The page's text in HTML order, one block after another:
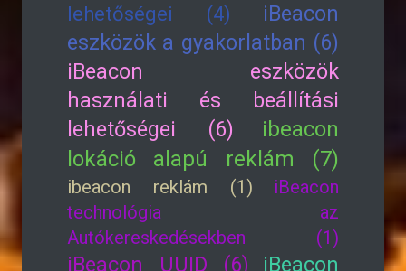
lehetőségei (4)
iBeacon
eszközök a gyakorlatban (6)
iBeacon eszközök
használati és beállítási
lehetőségei (6)
ibeacon
lokáció alapú reklám (7)
ibeacon reklám (1)
iBeacon
technológia az
Autókereskedésekben (1)
iBeacon UUID (6) iBeacon